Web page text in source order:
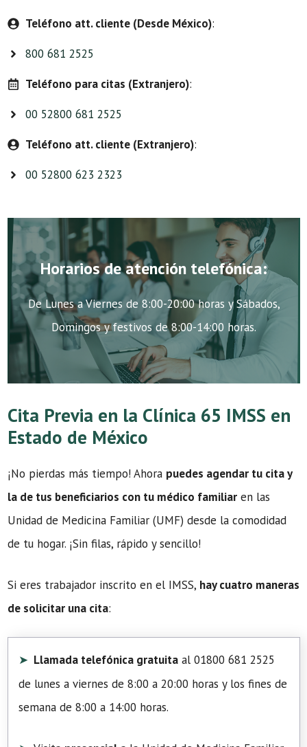
Teléfono att. cliente (Desde México):
800 681 2525
Teléfono para citas (Extranjero):
00 52800 681 2525
Teléfono att. cliente (Extranjero):
00 52800 623 2323
Horarios de atención telefónica:
De Lunes a Viernes de 8:00-20:00 horas y Sábados,
Domingos y festivos de 8:00-14:00 horas.
Cita Previa en la Clínica 65 IMSS en
Estado de México
¡No pierdas más tiempo! Ahora puedes agendar tu cita y
la de tus beneficiarios con tu médico familiar en las
Unidad de Medicina Familiar (UMF) desde la comodidad
de tu hogar. ¡Sin filas, rápido y sencillo!
Si eres trabajador inscrito en el IMSS, hay cuatro maneras
de solicitar una cita:
Llamada telefónica gratuita al 01800 681 2525
de lunes a viernes de 8:00 a 20:00 horas y los fines de
semana de 8:00 a 14:00 horas.